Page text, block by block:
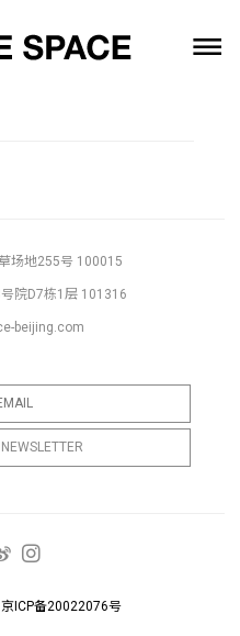
场地255号 100015
院D7栋1层 101316
beijing.com
京ICP备20022076号